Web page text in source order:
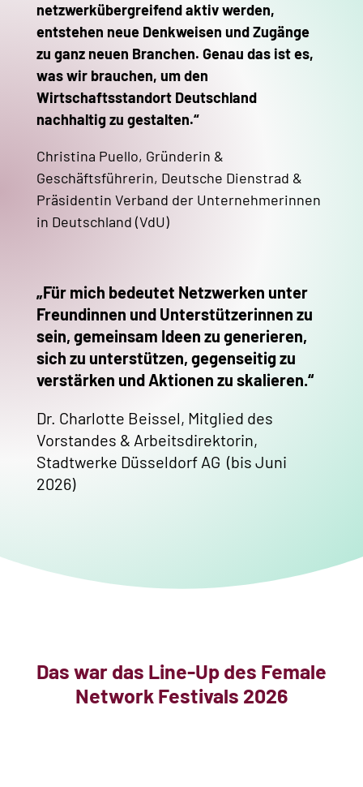
netzwerkübergreifend aktiv werden,
entstehen neue Denkweisen und Zugänge
zu ganz neuen Branchen. Genau das ist es,
was wir brauchen, um den
Wirtschaftsstandort Deutschland
nachhaltig zu gestalten.“
Christina Puello, Gründerin &
Geschäftsführerin, Deutsche Dienstrad &
Präsidentin Verband der Unternehmerinnen
in Deutschland (VdU)
„Für mich bedeutet Netzwerken unter
Freundinnen und Unterstützerinnen zu
sein, gemeinsam Ideen zu generieren,
sich zu unterstützen, gegenseitig zu
verstärken und Aktionen zu skalieren.“
Dr. Charlotte Beissel, Mitglied des
Vorstandes & Arbeitsdirektorin,
Stadtwerke Düsseldorf AG (bis Juni
2026)
Das war das Line-Up des Female
Network Festivals 2026